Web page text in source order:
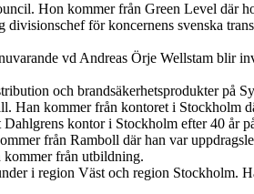
Hon kommer från Green Level där
för koncernens svenska
vd Andreas Örje Wellstam blir
och brandsäkerhetsprodukter på
Han kommer från kontoret i Stockholm
kontor i Stockholm efter 40 år
från Ramboll där han var
från utbildning.
i region Väst och region Stockholm.